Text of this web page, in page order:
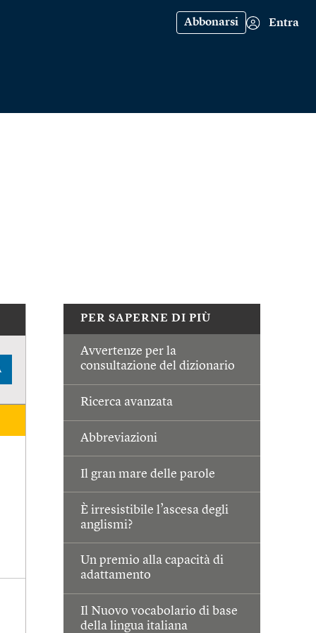
Abbonarsi Entra
PER SAPERNE DI PIÙ
Avvertenze per la
consultazione del dizionario
Ricerca avanzata
Abbreviazioni
Il gran mare delle parole
È irresistibile l’ascesa degli
anglismi?
Un premio alla capacità di
adattamento
Il Nuovo vocabolario di base
della lingua italiana